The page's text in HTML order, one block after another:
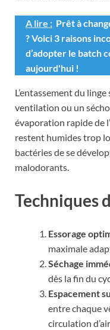
A lire : Prêt à
? Voici 3 raisons
d’adopter le batch
aujourd'hui !
L’entassement du
ventilation ou un
évaporation rapide de
restent humides trop
bactéries de se
malodorants.
Techniques
Essorage
maximale
Séchage
dès la fin du
Espacement
entre chaque
circulation d’air